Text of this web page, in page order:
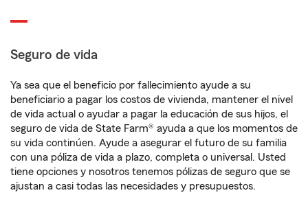
Seguro de vida
Ya sea que el beneficio por fallecimiento ayude a su
beneficiario a pagar los costos de vivienda, mantener el nivel
de vida actual o ayudar a pagar la educación de sus hijos, el
seguro de vida de State Farm® ayuda a que los momentos de
su vida continúen. Ayude a asegurar el futuro de su familia
con una póliza de vida a plazo, completa o universal. Usted
tiene opciones y nosotros tenemos pólizas de seguro que se
ajustan a casi todas las necesidades y presupuestos.